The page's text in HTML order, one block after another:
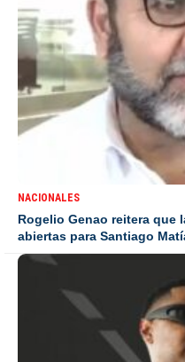
NACIONALES
Rogelio Genao reitera que
abiertas para Santiago